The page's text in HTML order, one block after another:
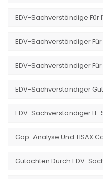
EDV-Sachverständige Für
EDV-Sachverständiger
EDV-Sachverständiger
EDV-Sachverständiger
EDV-Sachverständiger
Gap-Analyse Und TISAX
Gutachten Durch EDV-